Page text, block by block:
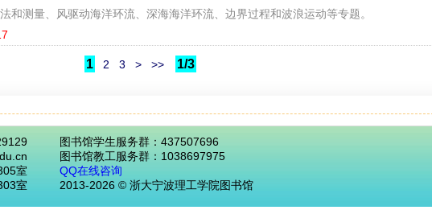
和测量、风驱动海洋环流、深海海洋环流、边界过程和波浪运动等专题。
1 2 3 > >> 1/3
室
室
图书馆学生服务群：437507696
图书馆教工服务群：1038697975
QQ在线咨询
2013-2026 © 浙大宁波理工学院图书馆